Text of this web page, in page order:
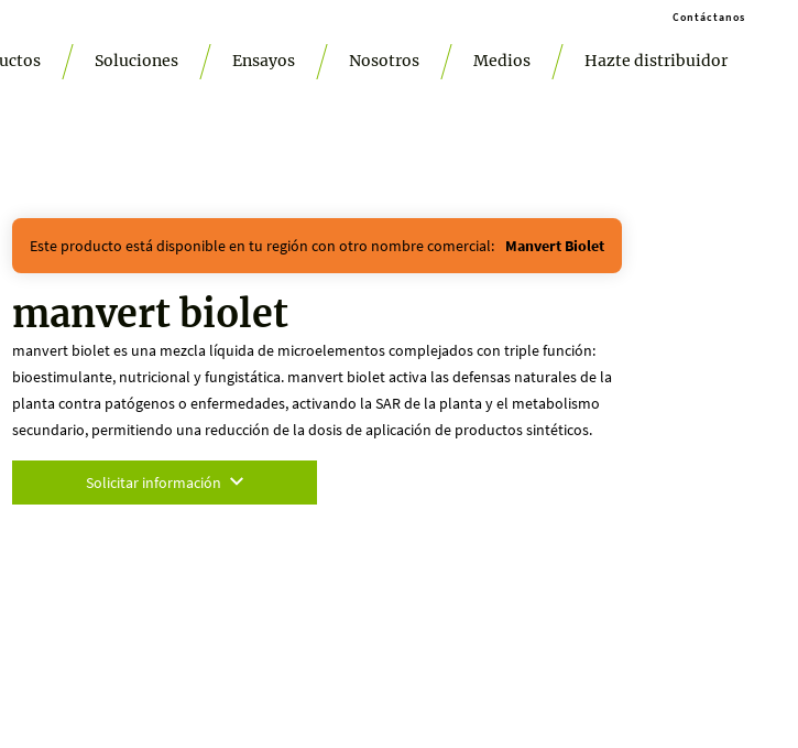
Contáctanos
Soluciones Ensayos Nosotros Medios Hazte distribuidor
Este producto está disponible en tu región con otro nombre comercial: Manvert Biolet
manvert biolet
manvert biolet es una mezcla líquida de microelementos complejados con triple función:
bioestimulante, nutricional y fungistática. manvert biolet activa las defensas naturales de la
planta contra patógenos o enfermedades, activando la SAR de la planta y el metabolismo
secundario, permitiendo una reducción de la dosis de aplicación de productos sintéticos.
Solicitar información